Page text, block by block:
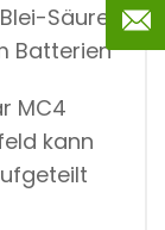
Säure
Batterien
MC4
kann